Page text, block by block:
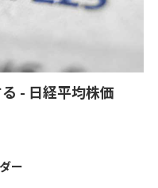
- 日経平均株価
ー